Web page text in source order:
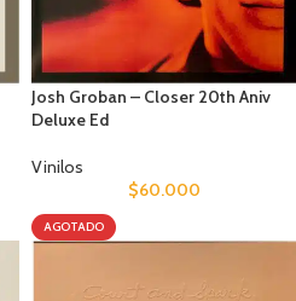
Josh Groban – Closer 20th Aniv
Deluxe Ed
Vinilos
$60.000
AGOTADO